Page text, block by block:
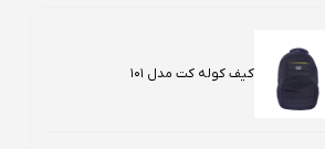
کیف کوله کت مدل 101